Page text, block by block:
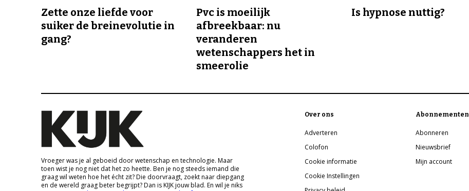
Zette onze liefde voor
suiker de breinevolutie in
gang?
Pvc is moeilijk
afbreekbaar: nu
veranderen
wetenschappers het in
smeerolie
Is hypnose nuttig?
Vroeger was je al geboeid door wetenschap en technologie. Maar
toen wist je nog niet dat het zo heette. Ben je nog steeds iemand die
graag wil weten hoe het écht zit? Die doorvraagt, zoekt naar diepgang
en de wereld graag beter begrijpt? Dan is KIJK jouw blad. En wil je niks
Over ons
Adverteren
Colofon
Cookie informatie
Cookie Instellingen
Abonnementen
Abonneren
Nieuwsbrief
Mijn account